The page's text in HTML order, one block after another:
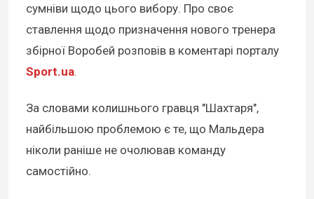
сумніви щодо цього вибору. Про своє
ставлення щодо призначення нового тренера
збірної Воробей розповів в коментарі порталу
Sport.ua.
За словами колишнього гравця "Шахтаря",
найбільшою проблемою є те, що Мальдера
ніколи раніше не очолював команду
самостійно.